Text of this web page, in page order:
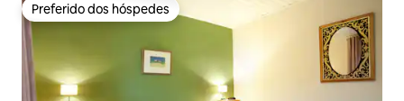
Preferido dos hóspedes
Preferido dos hóspedes